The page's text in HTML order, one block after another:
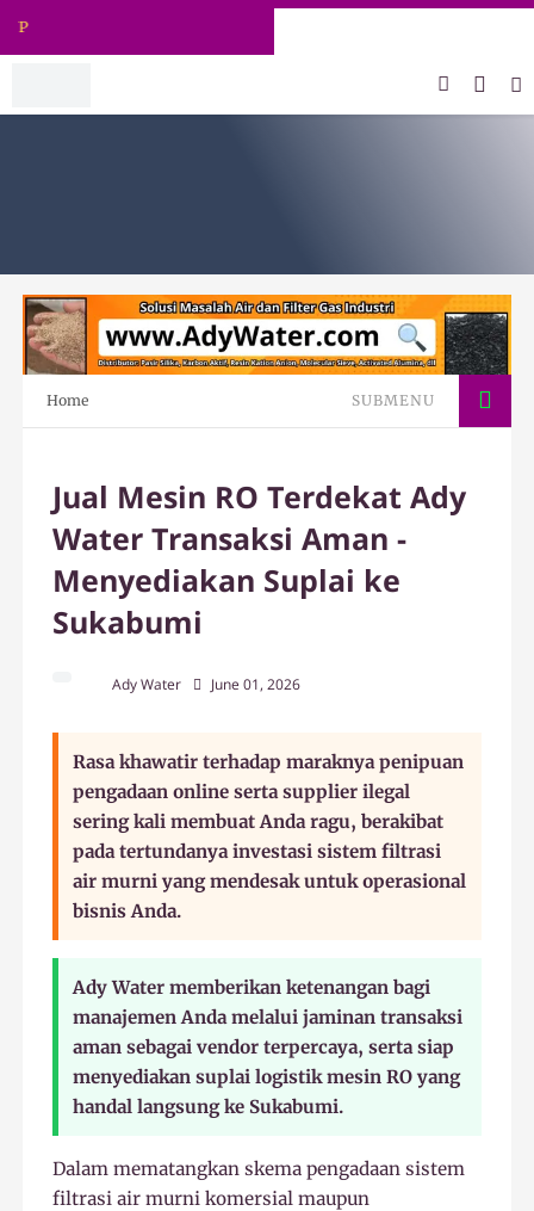
Home SUBMENU
Jual Mesin RO Terdekat Ady
Water Transaksi Aman -
Menyediakan Suplai ke
Sukabumi
Ady Water June 01, 2026
Rasa khawatir terhadap maraknya penipuan
pengadaan online serta supplier ilegal
sering kali membuat Anda ragu, berakibat
pada tertundanya investasi sistem filtrasi
air murni yang mendesak untuk operasional
bisnis Anda.
Ady Water memberikan ketenangan bagi
manajemen Anda melalui jaminan transaksi
aman sebagai vendor terpercaya, serta siap
menyediakan suplai logistik mesin RO yang
handal langsung ke Sukabumi.
Dalam mematangkan skema pengadaan sistem
filtrasi air murni komersial maupun